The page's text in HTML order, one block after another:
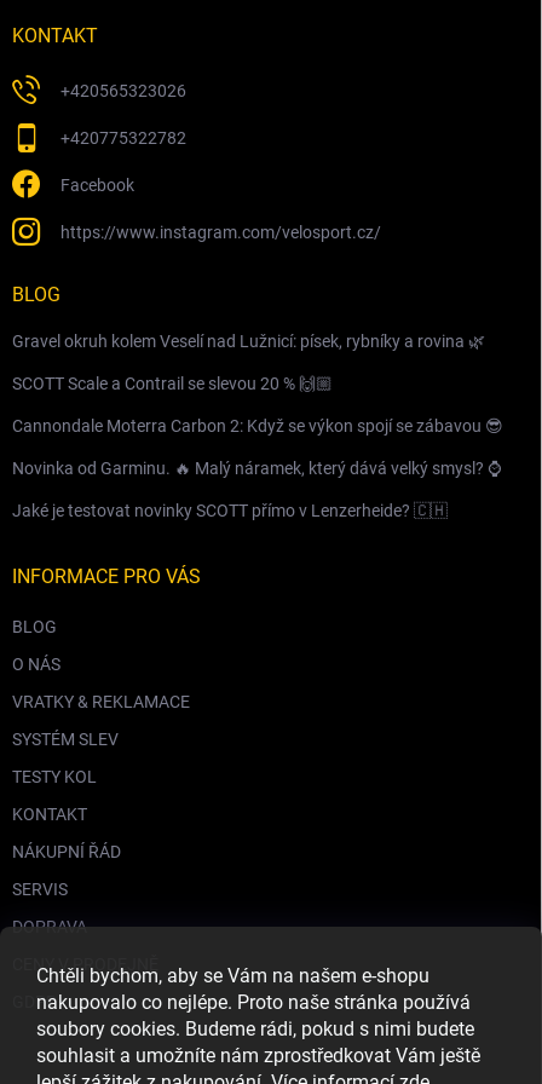
Chtěli bychom, aby se Vám na našem e-shopu
nakupovalo co nejlépe. Proto naše stránka používá
soubory cookies. Budeme rádi, pokud s nimi budete
souhlasit a umožníte nám zprostředkovat Vám ještě
KONTAKT
+420565323026
+420775322782
Facebook
https://www.instagram.com/velosport.cz/
BLOG
Gravel okruh kolem Veselí nad Lužnicí: písek, rybníky a rovina 🌿
SCOTT Scale a Contrail se slevou 20 % 🙌🏼
Cannondale Moterra Carbon 2: Když se výkon spojí se zábavou 😎
Novinka od Garminu. 🔥 Malý náramek, který dává velký smysl? ⌚️
Jaké je testovat novinky SCOTT přímo v Lenzerheide? 🇨🇭
INFORMACE PRO VÁS
BLOG
O NÁS
VRATKY & REKLAMACE
SYSTÉM SLEV
TESTY KOL
KONTAKT
NÁKUPNÍ ŘÁD
SERVIS
DOPRAVA
CENY V PRODEJNĚ
GDPR